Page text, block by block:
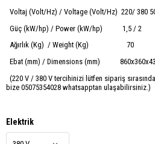
Voltaj (Volt/Hz) / Voltage (Volt/Hz) 220/ 380
Güç (kW/hp) / Power (kW/hp) 1,5 / 2
Ağırlık (Kg) / Weight (Kg) 70
Ebat (mm) / Dimensions (mm)
(220 V / 380 V tercihinizi lütfen sipariş
bize 05075354028 whatsapptan ulaşabilirsiniz.)
Elektrik